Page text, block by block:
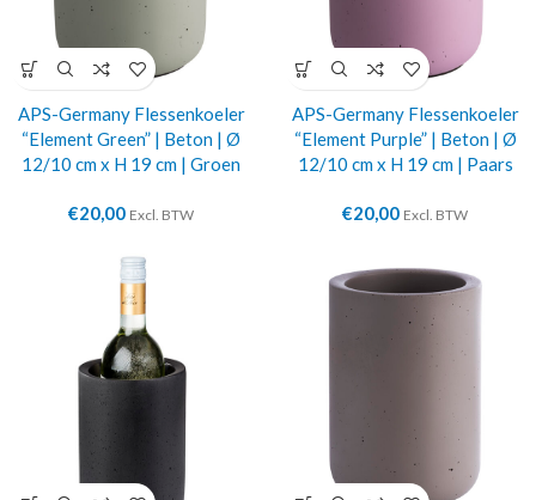
APS-Germany Flessenkoeler
“Element Green” | Beton | Ø
12/10 cm x H 19 cm | Groen
€20,00 Excl. BTW
APS-Germany Flessenkoeler
“Element Purple” | Beton | Ø
12/10 cm x H 19 cm | Paars
€20,00 Excl. BTW